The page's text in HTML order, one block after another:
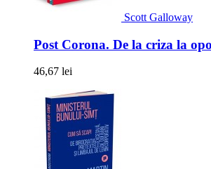
Scott Galloway
Post Corona. De la criza la
46,67 lei